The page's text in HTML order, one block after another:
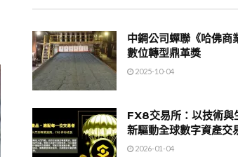
中鋼公司蟬聯《哈佛商
數位轉型鼎革獎
2025-10-04
FX8交易所：以技術與
新驅動全球數字資產交
2026-01-04